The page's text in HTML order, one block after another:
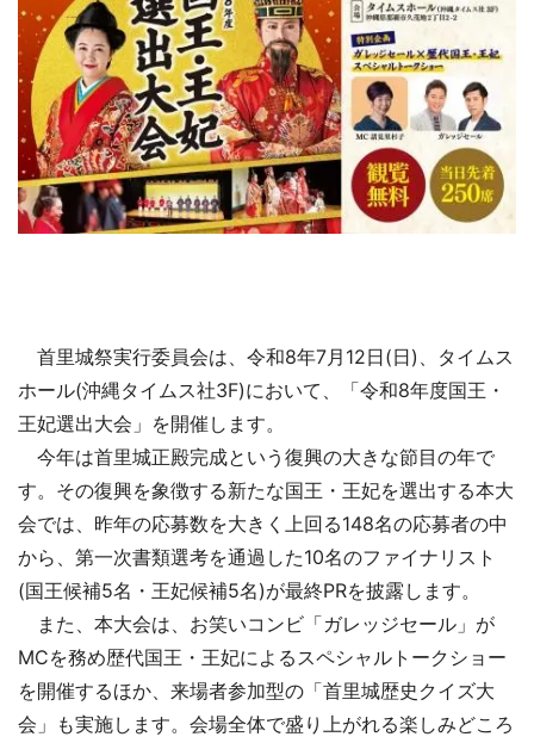
首里城祭実行委員会は、令和8年7月12日(日)、タイムス
ホール(沖縄タイムス社3F)において、「令和8年度国王・
王妃選出大会」を開催します。
今年は首里城正殿完成という復興の大きな節目の年で
す。その復興を象徴する新たな国王・王妃を選出する本大
会では、昨年の応募数を大きく上回る148名の応募者の中
から、第一次書類選考を通過した10名のファイナリスト
(国王候補5名・王妃候補5名)が最終PRを披露します。
また、本大会は、お笑いコンビ「ガレッジセール」が
MCを務め歴代国王・王妃によるスペシャルトークショー
を開催するほか、来場者参加型の「首里城歴史クイズ大
会」も実施します。会場全体で盛り上がれる楽しみどころ